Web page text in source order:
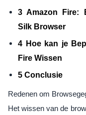
3 Amazon Fire:
Silk Browser
4 Hoe kan je
Fire Wissen
5 Conclusie
Redenen om
Het wissen van de